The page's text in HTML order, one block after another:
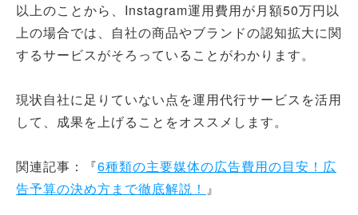
以上のことから、Instagram運用費用が月額50万円以
上の場合では、自社の商品やブランドの認知拡大に関
するサービスがそろっていることがわかります。
現状自社に足りていない点を運用代行サービスを活用
して、成果を上げることをオススメします。
関連記事：『6種類の主要媒体の広告費用の目安！広
告予算の決め方まで徹底解説！ 』